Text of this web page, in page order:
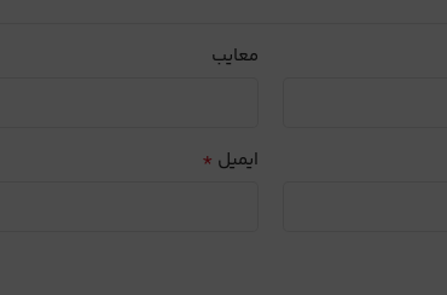
معایب
ایمیل *